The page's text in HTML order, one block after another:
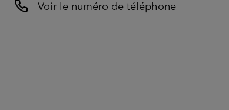
Voir le numéro de téléphone